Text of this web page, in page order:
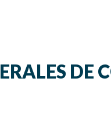
DE